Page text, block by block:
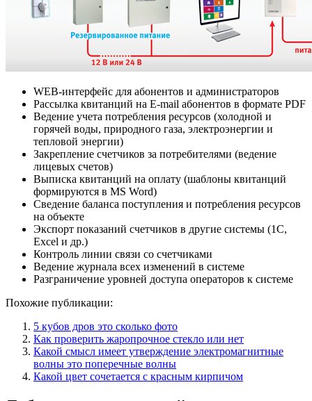
WEB-интерфейс для абонентов и администраторов
Рассылка квитанций на E-mail абонентов в формате PDF
Ведение учета потребления ресурсов (холодной и
горячей воды, природного газа, электроэнергии и
тепловой энергии)
Закрепление счетчиков за потребителями (ведение
лицевых счетов)
Выписка квитанций на оплату (шаблоны квитанций
формируются в MS Word)
Сведение баланса поступления и потребления ресурсов
на объекте
Экспорт показаний счетчиков в другие системы (1C,
Excel и др.)
Контроль линии связи со счетчиками
Ведение журнала всех изменений в системе
Разграничение уровней доступа операторов к системе
Похожие публикации:
5 кубов дров это сколько фото
Как проверить жаропрочное стекло или нет
Какой смысл имеет утверждение электромагнитные
волны это поперечные волны
Какой цвет сочетается с красным кирпичом